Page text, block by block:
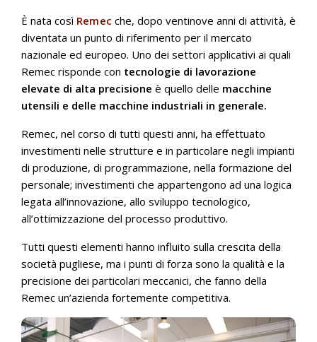
È nata così Remec che, dopo ventinove anni di attività, è
diventata un punto di riferimento per il mercato
nazionale ed europeo. Uno dei settori applicativi ai quali
Remec risponde con tecnologie di lavorazione
elevate di alta precisione è quello delle macchine
utensili e delle macchine industriali in generale.
Remec, nel corso di tutti questi anni, ha effettuato
investimenti nelle strutture e in particolare negli impianti
di produzione, di programmazione, nella formazione del
personale; investimenti che appartengono ad una logica
legata all’innovazione, allo sviluppo tecnologico,
all’ottimizzazione del processo produttivo.
Tutti questi elementi hanno influito sulla crescita della
società pugliese, ma i punti di forza sono la qualità e la
precisione dei particolari meccanici, che fanno della
Remec un’azienda fortemente competitiva.